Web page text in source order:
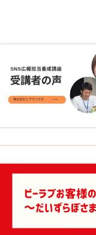
MG研修
会社概要
アクセス
採用情報